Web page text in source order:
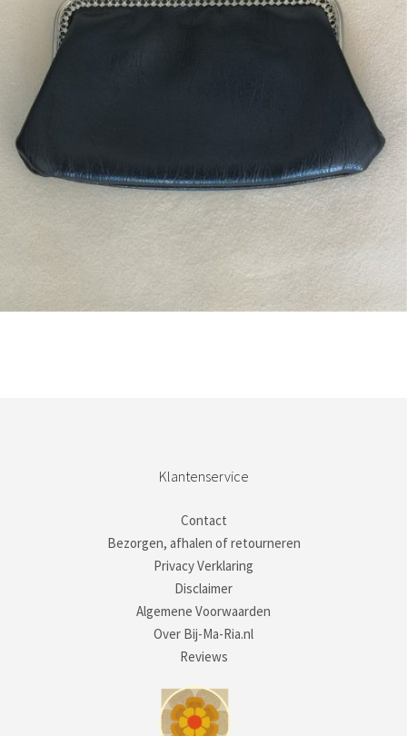
Klantenservice
Contact
Bezorgen, afhalen of retourneren
Privacy Verklaring
Disclaimer
Algemene Voorwaarden
Over Bij-Ma-Ria.nl
Reviews